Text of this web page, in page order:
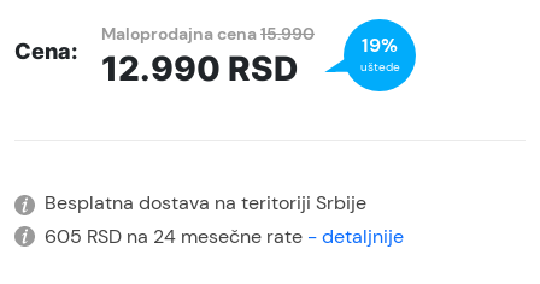
Cena:
Maloprodajna cena15.990
12.990 RSD
19%
uštede
Besplatna dostava na teritoriji Srbije
605 RSD na 24 mesečne rate - detaljnije